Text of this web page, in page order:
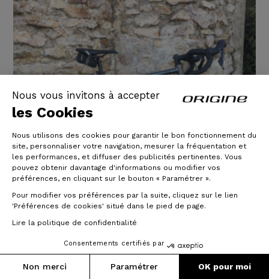
Nous vous invitons à accepter
les Cookies
Nous utilisons des cookies pour garantir le bon fonctionnement du
site, personnaliser votre navigation, mesurer la fréquentation et
les performances, et diffuser des publicités pertinentes. Vous
pouvez obtenir davantage d'informations ou modifier vos
préférences, en cliquant sur le bouton « Paramétrer ».
Pour modifier vos préférences par la suite, cliquez sur le lien
'Préférences de cookies' situé dans le pied de page.
Lire la politique de confidentialité
Consentements certifiés par
Non merci Paramétrer OK pour moi